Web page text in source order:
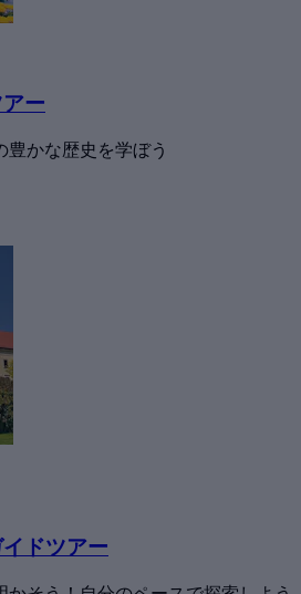
ー
かな歴史を学ぼう
ドツアー